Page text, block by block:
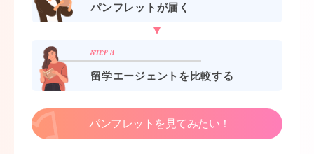
パンフレットが届く
留学エージェントを比較する
パンフレットを見てみたい！